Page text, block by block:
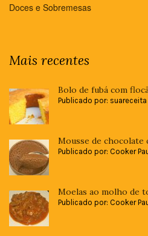
Doces e Sobremesas
Mais recentes
Bolo de fubá com
Publicado por: suareceita
Mousse de chocolate
Publicado por: Cooker
Moelas ao molho de
Publicado por: Cooker